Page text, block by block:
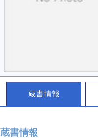
蔵書情報
蔵書情報